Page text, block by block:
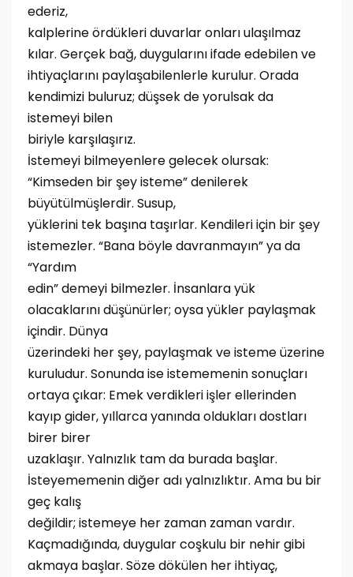
ederiz,
kalplerine ördükleri duvarlar onları ulaşılmaz
kılar. Gerçek bağ, duygularını ifade edebilen ve
ihtiyaçlarını paylaşabilenlerle kurulur. Orada
kendimizi buluruz; düşsek de yorulsak da
istemeyi bilen
biriyle karşılaşırız.
İstemeyi bilmeyenlere gelecek olursak:
“Kimseden bir şey isteme” denilerek
büyütülmüşlerdir. Susup,
yüklerini tek başına taşırlar. Kendileri için bir şey
istemezler. “Bana böyle davranmayın” ya da
“Yardım
edin” demeyi bilmezler. İnsanlara yük
olacaklarını düşünürler; oysa yükler paylaşmak
içindir. Dünya
üzerindeki her şey, paylaşmak ve isteme üzerine
kuruludur. Sonunda ise istememenin sonuçları
ortaya çıkar: Emek verdikleri işler ellerinden
kayıp gider, yıllarca yanında oldukları dostları
birer birer
uzaklaşır. Yalnızlık tam da burada başlar.
İsteyememenin diğer adı yalnızlıktır. Ama bu bir
geç kalış
değildir; istemeye her zaman zaman vardır.
Kaçmadığında, duygular coşkulu bir nehir gibi
akmaya başlar. Söze dökülen her ihtiyaç,